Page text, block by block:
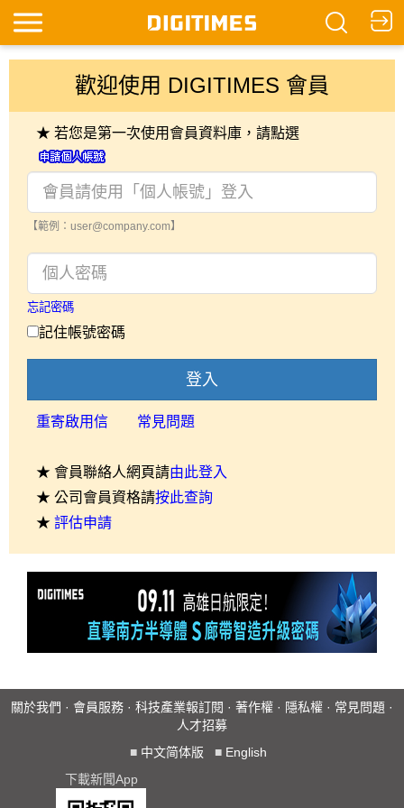
歡迎使用 DIGITIMES 會員
★ 若您是第一次使用會員資料庫，請點選
【範例：user@company.com】
忘記密碼
記住帳號密碼
登入
重寄啟用信 常見問題
★ 會員聯絡人網頁請由此登入
★ 公司會員資格請按此查詢
★ 評估申請
關於我們 · 會員服務 · 科技產業報訂閱 · 著作權 · 隱私權 · 常見問題 ·
人才招募
■ 中文简体版 ■ English
下載新聞App